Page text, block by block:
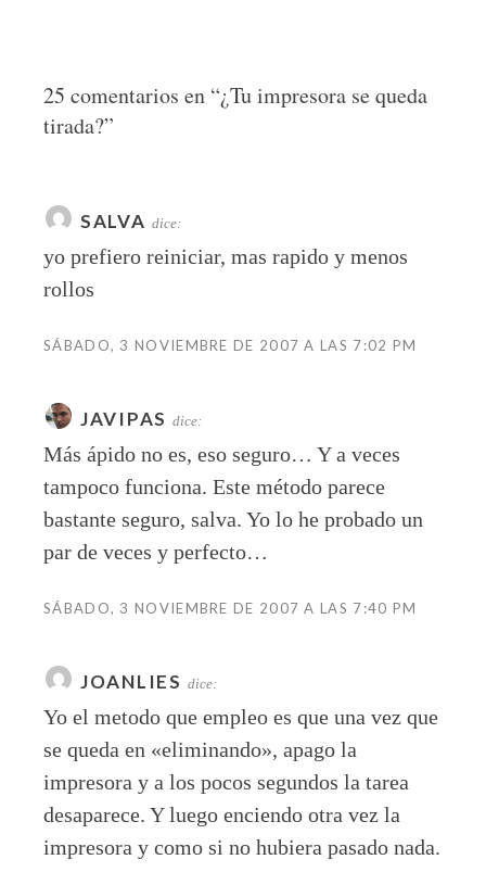
25 comentarios en “¿Tu impresora se queda
tirada?”
SALVA dice:
yo prefiero reiniciar, mas rapido y menos
rollos
SÁBADO, 3 NOVIEMBRE DE 2007 A LAS 7:02 PM
JAVIPAS dice:
Más ápido no es, eso seguro… Y a veces
tampoco funciona. Este método parece
bastante seguro, salva. Yo lo he probado un
par de veces y perfecto…
SÁBADO, 3 NOVIEMBRE DE 2007 A LAS 7:40 PM
JOANLIES dice:
Yo el metodo que empleo es que una vez que
se queda en «eliminando», apago la
impresora y a los pocos segundos la tarea
desaparece. Y luego enciendo otra vez la
impresora y como si no hubiera pasado nada.